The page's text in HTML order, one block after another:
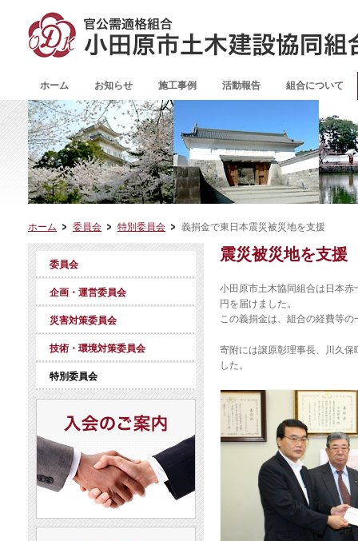
ホーム お知らせ 施工事例 活動報告 組合について
ホーム 委員会 特別委員会 義捐金で東日本震災被災地を支援
震災被災地を支援
小田原市土木協同組合は日本
円を届けました。
この義捐金は、組合の経費等
寄附には譲原彰理事長、川久
した。
委員会
企画・運営委員会
災害対策委員会
技術・環境対策委員会
特別委員会